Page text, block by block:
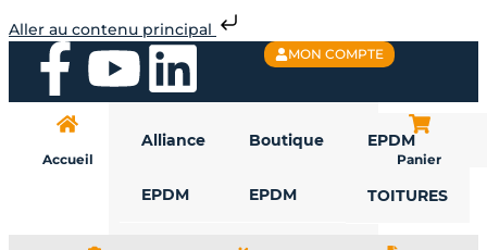
Aller au contenu principal
au
contenuF
a
c
Y
o
u
L
i
n
MON COMPTE
Accueil
Alliance
EPDM
Boutique
EPDM
EPDM
TOITURES
Panier